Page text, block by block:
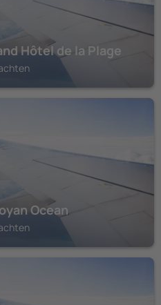
Hôtel de la Plage
Ocean